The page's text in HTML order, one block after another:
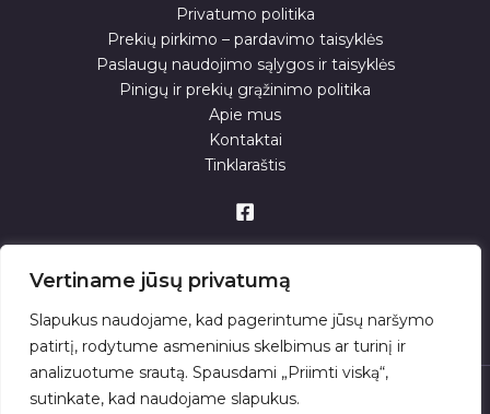
Vertiname jūsų privatumą
Slapukus naudojame, kad pagerintume jūsų naršymo
patirtį, rodytume asmeninius skelbimus ar turinį ir
analizuotume srautą. Spausdami „Priimti viską“,
sutinkate, kad naudojame slapukus.
Privatumo politika
Prekių pirkimo – pardavimo taisyklės
Paslaugų naudojimo sąlygos ir taisyklės
Pinigų ir prekių grąžinimo politika
Apie mus
Kontaktai
Tinklaraštis
© 2026 . Powered by